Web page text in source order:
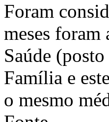
Foram
meses
Saúde
Família e
o mesmo